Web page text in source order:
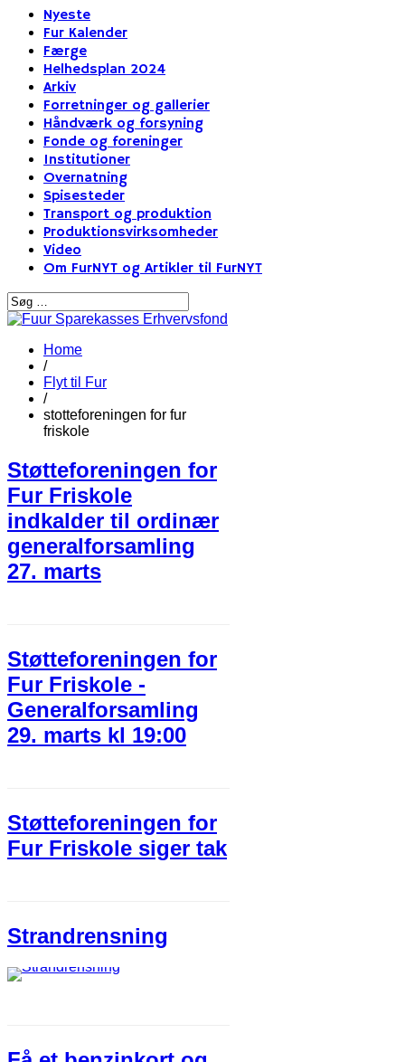
Nyeste
Fur Kalender
Færge
Helhedsplan 2024
Arkiv
Forretninger og gallerier
Håndværk og forsyning
Fonde og foreninger
Institutioner
Overnatning
Spisesteder
Transport og produktion
Produktionsvirksomheder
Video
Om FurNYT og Artikler til FurNYT
Home
/
Flyt til Fur
/
stotteforeningen for fur
friskole
Støtteforeningen for
Fur Friskole
indkalder til ordinær
generalforsamling
27. marts
Støtteforeningen for
Fur Friskole -
Generalforsamling
29. marts kl 19:00
Støtteforeningen for
Fur Friskole siger tak​
Strandrensning